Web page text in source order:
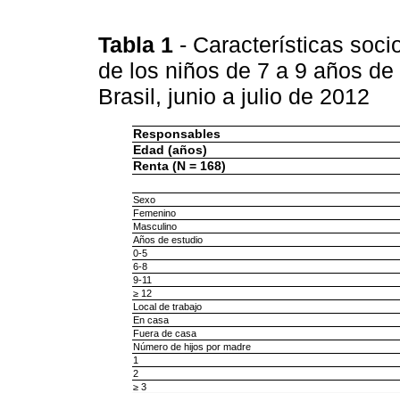
Tabla 1 - Características
de los niños de 7 a 9 años
Brasil, junio a julio de 2012
Responsables
Edad (años)
Renta (N = 168)
Sexo
Femenino
Masculino
Años de estudio
0-5
6-8
9-11
≥ 12
Local de trabajo
En casa
Fuera de casa
Número de hijos por madre
1
2
≥ 3